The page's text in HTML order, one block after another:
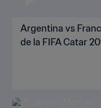
Argentina vs
de la FIFA Catar